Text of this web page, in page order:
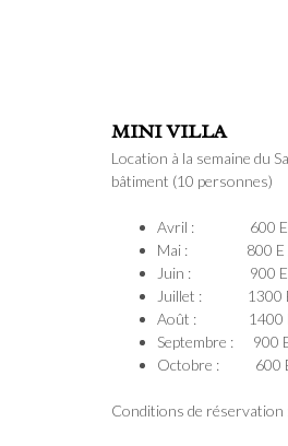
MINI VILLA
Location à la semaine du
bâtiment (10 personnes)
Avril : 600 E /
Mai : 800 E /
Juin : 900 E /
Juillet : 1300 E /
Août : 1400 E /
Septembre : 900
Octobre : 600 E /
Conditions de réservation